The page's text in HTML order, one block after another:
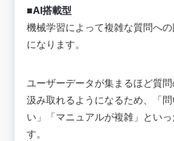
■AI搭載型
機械学習によって複雑な質問へ
になります。
ユーザーデータが集まるほど質
汲み取れるようになるため、「
い」「マニュアルが複雑」とい
す。